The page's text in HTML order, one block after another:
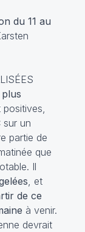
du 11 au
sur un
partie de
que
Il
, et
de ce
à venir.
devrait